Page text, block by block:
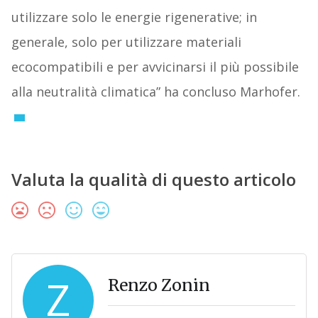
utilizzare solo le energie rigenerative; in
generale, solo per utilizzare materiali
ecocompatibili e per avvicinarsi il più possibile
alla neutralità climatica” ha concluso Marhofer.
Valuta la qualità di questo articolo
Z Renzo Zonin